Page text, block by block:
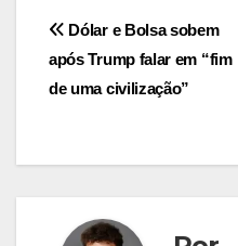
Navegação
de
Dólar e Bolsa sobem
após Trump falar em “fim
de uma civilização”